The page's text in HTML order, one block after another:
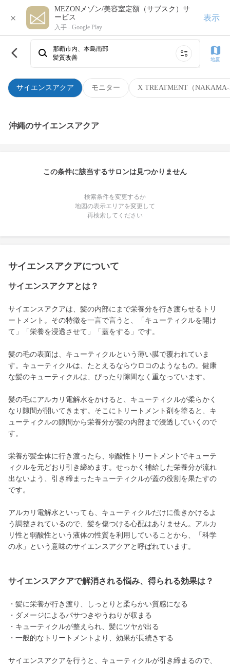
×
MEZONメゾン/美容室定額（サブスク）サ
ービス
入手 - Google Play
表示
サイエンスアクア モニター X TREATMENT（
那覇市内、本島南部
髪質改善
地図
沖縄のサイエンスアクア
この条件に該当するサロンは見つかりません
検索条件を変更するか
地図の表示エリアを変更して
再検索してください
サイエンスアクアについて
サイエンスアクアとは？
サイエンスアクアは、髪の内部にまで栄養分を行き渡らせるトリ
ートメント。その特徴を一言で言うと、「キューティクルを開け
て」「栄養を浸透させて」「蓋をする」です。
髪の毛の表面は、キューティクルという薄い膜で覆われていま
す。キューティクルは、たとえるならウロコのようなもの。健康
な髪のキューティクルは、ぴったり隙間なく重なっています。
髪の毛にアルカリ電解水をかけると、キューティクルが柔らかく
なり隙間が開いてきます。そこにトリートメント剤を塗ると、キ
ューティクルの隙間から栄養分が髪の内部まで浸透していくので
す。
栄養が髪全体に行き渡ったら、弱酸性トリートメントでキューテ
ィクルを元どおり引き締めます。せっかく補給した栄養分が流れ
出ないよう、引き締まったキューティクルが蓋の役割を果たすの
です。
アルカリ電解水といっても、キューティクルだけに働きかけるよ
う調整されているので、髪を傷つける心配はありません。アルカ
リ性と弱酸性という液体の性質を利用していることから、「科学
の水」という意味のサイエンスアクアと呼ばれています。
サイエンスアクアで解消される悩み、得られる効果は？
・髪に栄養が行き渡り、しっとりと柔らかい質感になる
・ダメージによるパサつきやうねりが収まる
・キューティクルが整えられ、髪にツヤが出る
・一般的なトリートメントより、効果が長続きする
サイエンスアクアを行うと、キューティクルが引き締まるので、